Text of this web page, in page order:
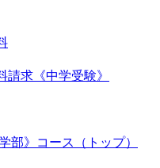
請求《中学受験》
部》
コース（トップ）